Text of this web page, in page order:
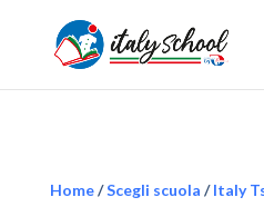
Home/Scegli scuola /Italy